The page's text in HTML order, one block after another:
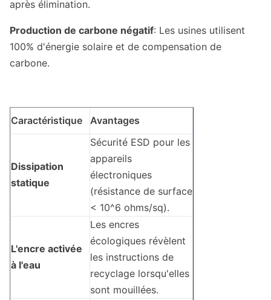
après élimination.
Production de carbone négatif: Les usines utilisent
100% d'énergie solaire et de compensation de
carbone.
Caractéristique Avantages
Dissipation
statique
Sécurité ESD pour les
appareils
électroniques
(résistance de surface
< 10^6 ohms/sq).
L'encre activée
à l'eau
Les encres
écologiques révèlent
les instructions de
recyclage lorsqu'elles
sont mouillées.